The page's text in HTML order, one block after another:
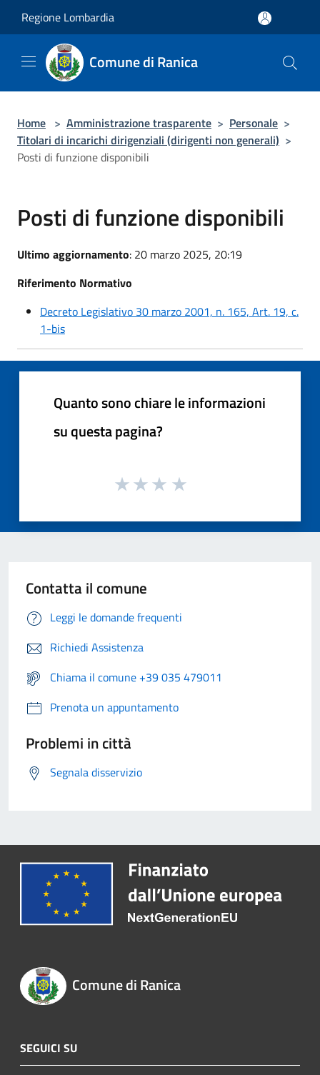
Regione Lombardia
Comune di Ranica
Home > Amministrazione trasparente > Personale >
Titolari di incarichi dirigenziali (dirigenti non generali) >
Posti di funzione disponibili
Posti di funzione disponibili
Ultimo aggiornamento: 20 marzo 2025, 20:19
Riferimento Normativo
Decreto Legislativo 30 marzo 2001, n. 165, Art. 19, c.
1-bis
Quanto sono chiare le informazioni
su questa pagina?
Contatta il comune
Leggi le domande frequenti
Richiedi Assistenza
Chiama il comune +39 035 479011
Prenota un appuntamento
Problemi in città
Segnala disservizio
Comune di Ranica
SEGUICI SU